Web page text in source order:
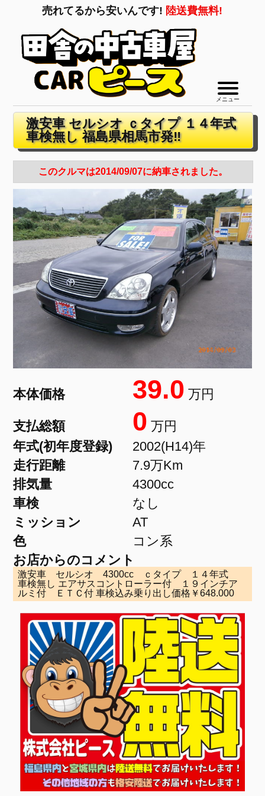
売れてるから安いんです! 陸送費無料!
メニュー
激安車 セルシオ ｃタイプ １４年式
車検無し 福島県相馬市発‼
このクルマは2014/09/07に納車されました。
本体価格 39.0 万円
支払総額 0 万円
年式(初年度登録)
2002(H14)年
走行距離
7.9万Km
排気量
4300cc
車検
なし
ミッション
AT
色
コン系
お店からのコメント
激安車 セルシオ 4300cc ｃタイプ １４年式
車検無し エアサスコントローラー付 １９インチア
ルミ付 ＥＴＣ付 車検込み乗り出し価格￥648.000